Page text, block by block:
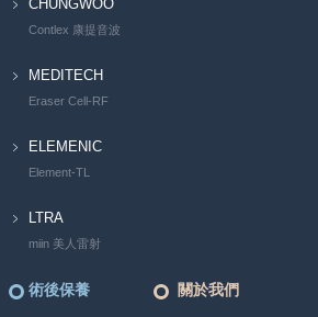
CHUNGWOO
Contlex 康提音波
MEDITECH
Eraser Cell-RF
ELEMENIC
Element-TL
LTRA
miin 美人雷射
術後保養 關於我們